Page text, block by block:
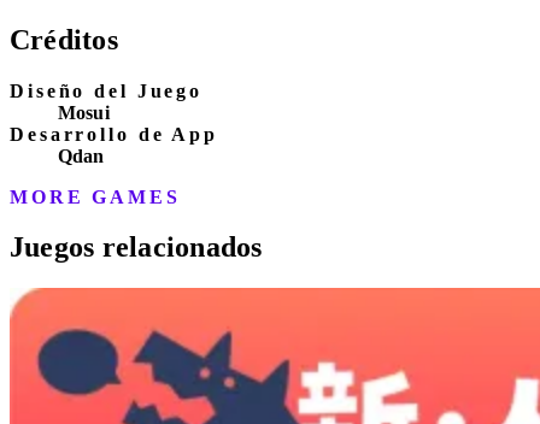
Créditos
Diseño del Juego
Mosui
Desarrollo de App
Qdan
MORE GAMES
Juegos relacionados